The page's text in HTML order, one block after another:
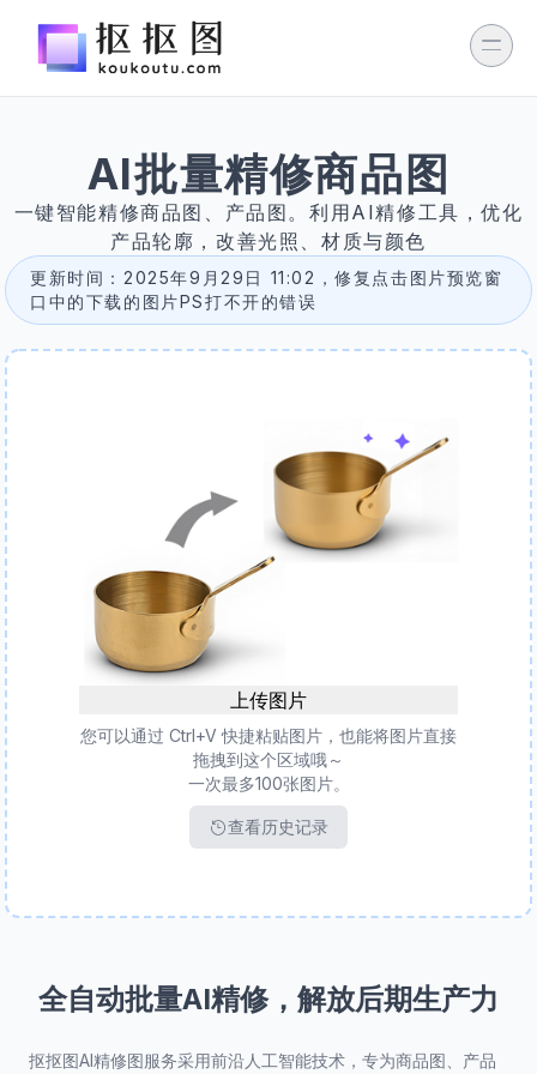
AI批量精修商品图
一键智能精修商品图、产品图。利用AI精修工具，优化
产品轮廓，改善光照、材质与颜色
更新时间：2025年9月29日 11:02，修复点击图片预览窗
口中的下载的图片PS打不开的错误
上传图片
您可以通过 Ctrl+V 快捷粘贴图片，也能将图片直接
拖拽到这个区域哦～
一次最多100张图片。
查看历史记录
全自动批量AI精修，解放后期生产力
抠抠图AI精修图服务采用前沿人工智能技术，专为商品图、产品
关于我们 联系我们 抠抠图创意 隐私协议
服务与
条款
友情链接： AI工具集 菜鸟图标
神器大全
OpenI AI时代 AI工具箱 AI工具
位图
转矢量图
- 在线免费抠图工具.
粤ICP备2023148170号
网信算备441901316237301250015号